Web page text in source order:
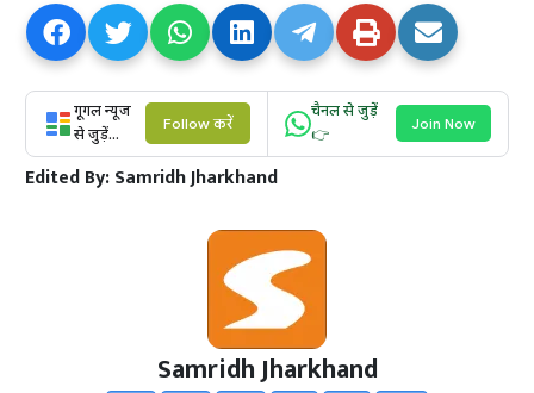
गूगल न्यूज
से जुड़ें...
Follow करें
चैनल से जुड़ें
👉
Join Now
Edited By:Samridh Jharkhand
Samridh Jharkhand